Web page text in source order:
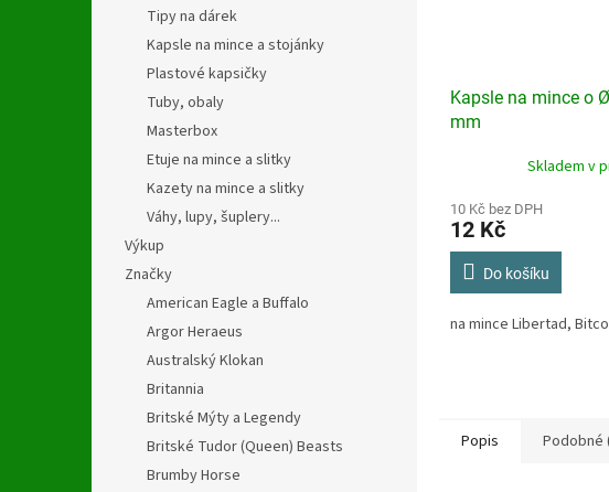
Tipy na dárek
Kapsle na mince a stojánky
Plastové kapsičky
Tuby, obaly
Masterbox
Etuje na mince a slitky
Kazety na mince a slitky
Váhy, lupy, šuplery...
Výkup
Značky
American Eagle a Buffalo
Argor Heraeus
Australský Klokan
Britannia
Britské Mýty a Legendy
Britské Tudor (Queen) Beasts
Brumby Horse
Kapsle na mince o
mm
Skladem v
10 Kč bez DPH
12 Kč
Do košíku
na mince Libertad,
Popis Podobné